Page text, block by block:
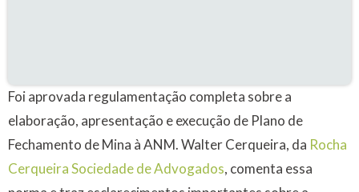
Foi aprovada regulamentação completa sobre a
elaboração, apresentação e execução de Plano de
Fechamento de Mina à ANM. Walter Cerqueira, da Rocha
Cerqueira Sociedade de Advogados, comenta essa